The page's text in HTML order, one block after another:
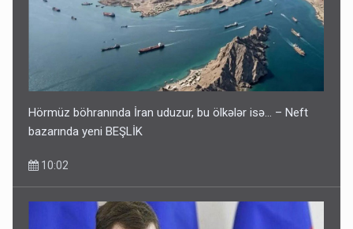
Hörmüz böhranında İran uduzur, bu ölkələr isə... – Neft
bazarında yeni BEŞLİK
10:02